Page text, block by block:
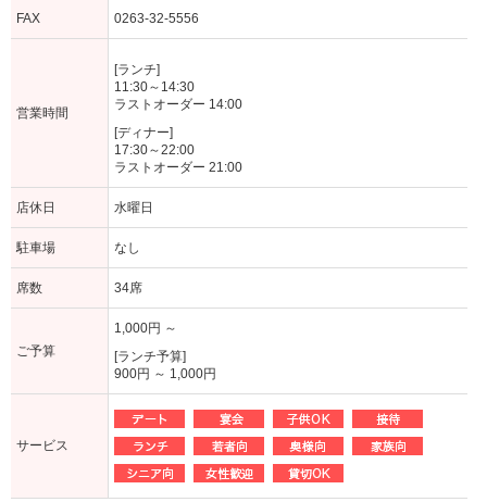
FAX 0263-32-5556
営業時間
[ランチ]
11:30～14:30
ラストオーダー 14:00
[ディナー]
17:30～22:00
ラストオーダー 21:00
店休日 水曜日
駐車場 なし
席数 34席
ご予算
1,000円 ～
[ランチ予算]
900円 ～ 1,000円
サービス